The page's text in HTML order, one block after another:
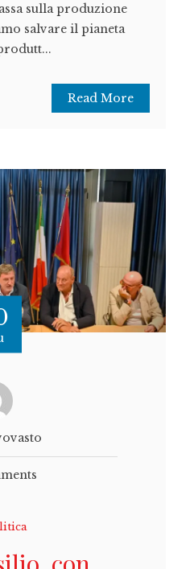
sulla produzione
salvare il pianeta
Read More